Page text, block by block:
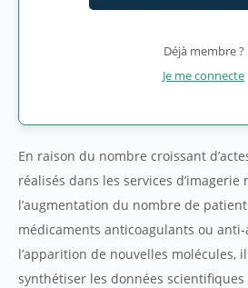
Déjà membre ?
Je me connecte
En raison du nombre croissant
réalisés dans les services d’imagerie
l’augmentation du nombre de
médicaments anticoagulants ou
l’apparition de nouvelles molécules,
synthétiser les données